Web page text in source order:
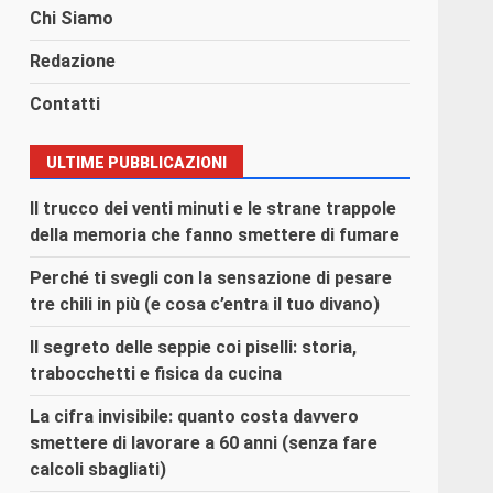
Chi Siamo
Redazione
Contatti
ULTIME PUBBLICAZIONI
Il trucco dei venti minuti e le strane trappole
della memoria che fanno smettere di fumare
Perché ti svegli con la sensazione di pesare
tre chili in più (e cosa c’entra il tuo divano)
Il segreto delle seppie coi piselli: storia,
trabocchetti e fisica da cucina
La cifra invisibile: quanto costa davvero
smettere di lavorare a 60 anni (senza fare
calcoli sbagliati)